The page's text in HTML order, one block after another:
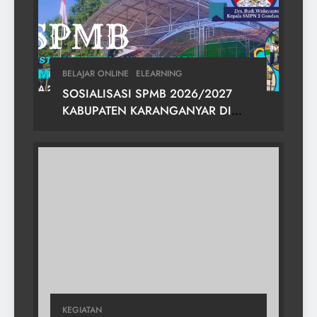
BELAJAR ONLINE ELEARNING
SOSIALISASI SPMB 2026/2027
KABUPATEN KARANGANYAR DI
KEGIATAN